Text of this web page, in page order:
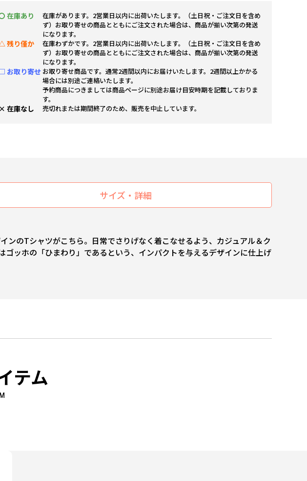
在庫あり
在庫があります。2営業日以内に出荷いたします。（土日祝・ご注文日を含め
ず）お取り寄せの商品とともにご注文された場合は、商品が揃い次第の発送
になります。
残り僅か
在庫わずかです。2営業日以内に出荷いたします。（土日祝・ご注文日を含め
ず）お取り寄せの商品とともにご注文された場合は、商品が揃い次第の発送
になります。
お取り寄せ お取り寄せ商品です。通常2週間以内にお届けいたします。2週間以上かかる
場合には別途ご連絡いたします。
予約商品につきましては商品ページに別途お届け目安時期を記載しておりま
す。
× 在庫なし 売切れまたは期間終了のため、販売を中止しています。
サイズ・詳細
のTシャツがこちら。日常でさりげなく着こなせるよう、カジュアル＆ク
ッホの「ひまわり」であるという、インパクトを与えるデザインに仕上げ
テム